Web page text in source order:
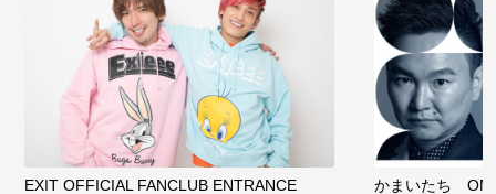
EXIT OFFICIAL FANCLUB ENTRANCE かまいたち